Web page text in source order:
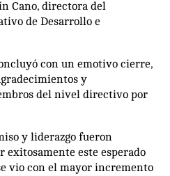
Cano, directora del
de Desarrollo e
con un emotivo cierre,
y
del nivel directivo por
y liderazgo fueron
exitosamente este esperado
vio con el mayor incremento